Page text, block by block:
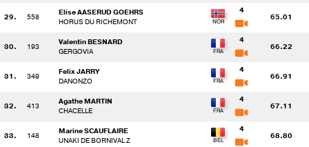
29. 558
Elise AASERUD GOEHRS
HORUS DU RICHEMONT
4
65.01
30. 193
Valentin BESNARD
GERGOVIA
4
66.22
31. 349
Felix JARRY
DANONZO
4
66.91
32. 413
Agathe MARTIN
CHACELLE
4
67.11
33. 148
Marine SCAUFLAIRE
UNAKI DE BORNIVAL Z
4
68.80